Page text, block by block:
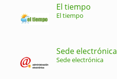
El tiempo
El tiempo
Sede electrónica
Sede electrónica